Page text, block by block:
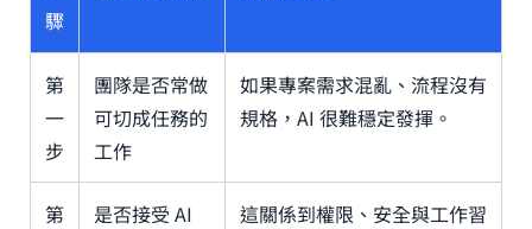
驟
第
一
步
團隊是否常做
可切成任務的
工作
如果專案需求混亂、流程沒有
規格，AI 很難穩定發揮。
第
是否接受 AI
這關係到權限、安全與工作習